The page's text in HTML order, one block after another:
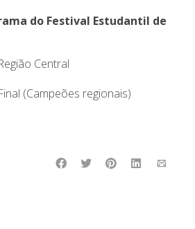
do Festival Estudantil de
Central
(Campeões regionais)